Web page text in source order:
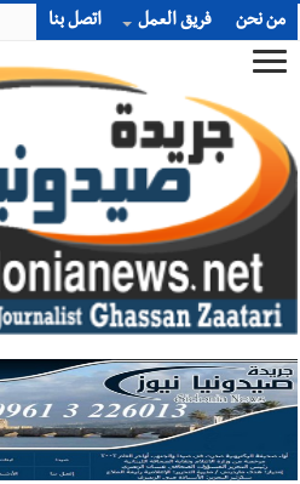
من نحن فريق العمل اتصل بنا